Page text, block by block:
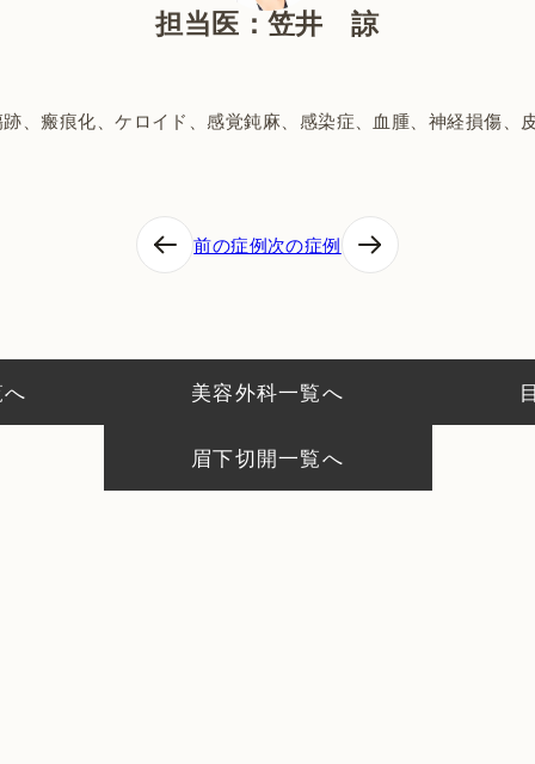
担当医：笠井 諒
、瘢痕化、ケロイド、感覚鈍麻、感染症、血腫、神経損傷、
前の症例次の症例
美容外科一覧へ
眉下切開一覧へ